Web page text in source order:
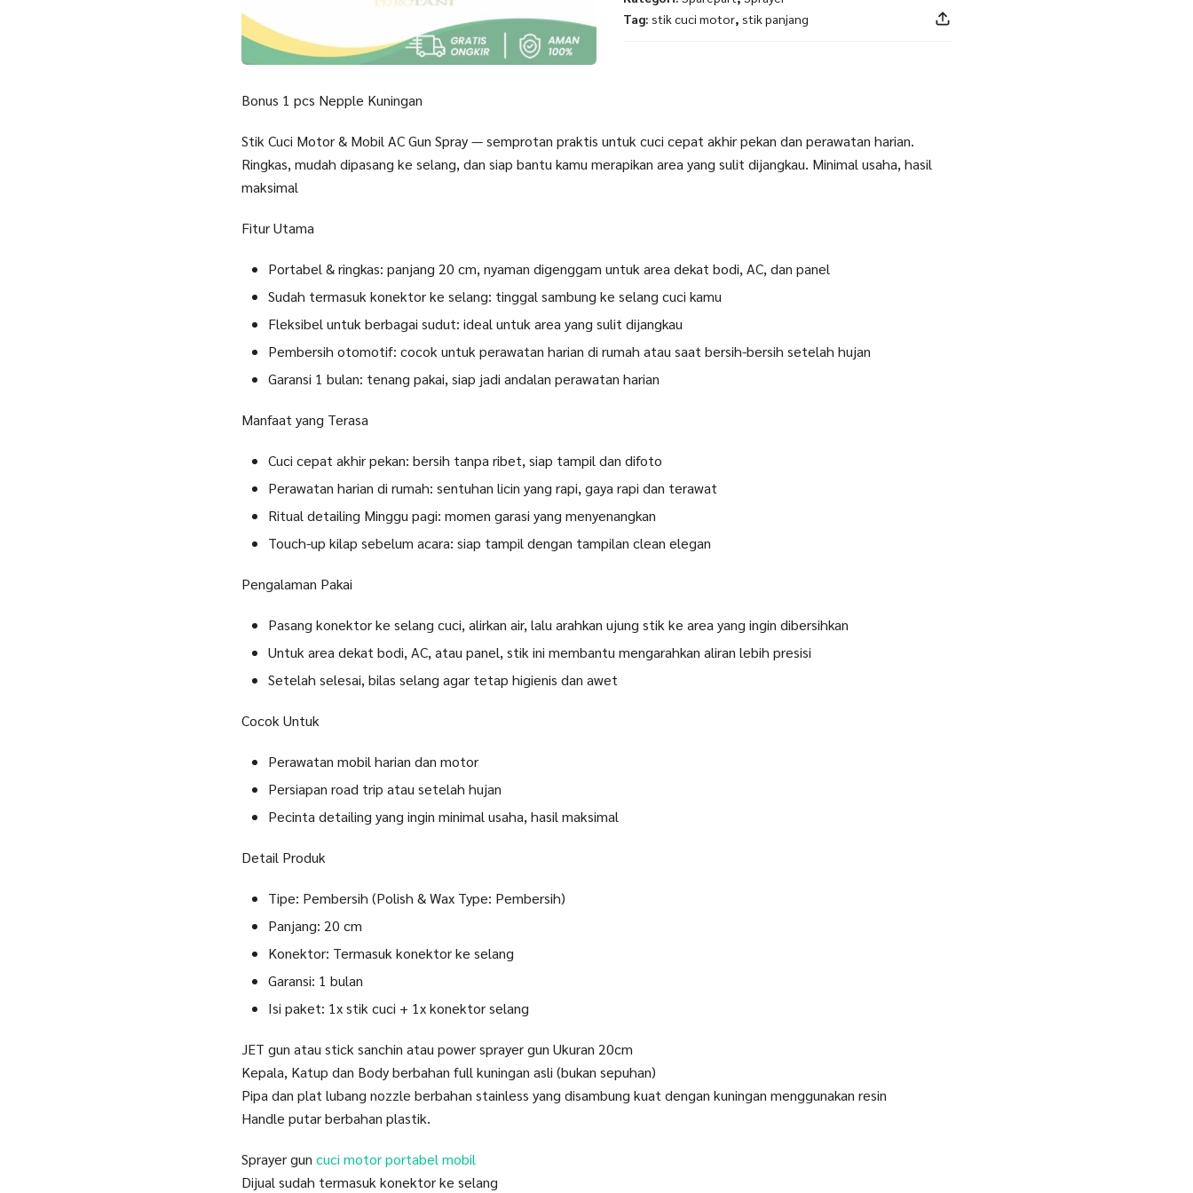
Tag: stik cuci motor, stik panjang
Bonus 1 pcs Nepple Kuningan
Stik Cuci Motor & Mobil AC Gun Spray — semprotan praktis untuk cuci cepat akhir pekan dan perawatan harian.
Ringkas, mudah dipasang ke selang, dan siap bantu kamu merapikan area yang sulit dijangkau. Minimal usaha, hasil
maksimal
Fitur Utama
Portabel & ringkas: panjang 20 cm, nyaman digenggam untuk area dekat bodi, AC, dan panel
Sudah termasuk konektor ke selang: tinggal sambung ke selang cuci kamu
Fleksibel untuk berbagai sudut: ideal untuk area yang sulit dijangkau
Pembersih otomotif: cocok untuk perawatan harian di rumah atau saat bersih-bersih setelah hujan
Garansi 1 bulan: tenang pakai, siap jadi andalan perawatan harian
Manfaat yang Terasa
Cuci cepat akhir pekan: bersih tanpa ribet, siap tampil dan difoto
Perawatan harian di rumah: sentuhan licin yang rapi, gaya rapi dan terawat
Ritual detailing Minggu pagi: momen garasi yang menyenangkan
Touch-up kilap sebelum acara: siap tampil dengan tampilan clean elegan
Pengalaman Pakai
Pasang konektor ke selang cuci, alirkan air, lalu arahkan ujung stik ke area yang ingin dibersihkan
Untuk area dekat bodi, AC, atau panel, stik ini membantu mengarahkan aliran lebih presisi
Setelah selesai, bilas selang agar tetap higienis dan awet
Cocok Untuk
Perawatan mobil harian dan motor
Persiapan road trip atau setelah hujan
Pecinta detailing yang ingin minimal usaha, hasil maksimal
Detail Produk
Tipe: Pembersih (Polish & Wax Type: Pembersih)
Panjang: 20 cm
Konektor: Termasuk konektor ke selang
Garansi: 1 bulan
Isi paket: 1x stik cuci + 1x konektor selang
JET gun atau stick sanchin atau power sprayer gun Ukuran 20cm
Kepala, Katup dan Body berbahan full kuningan asli (bukan sepuhan)
Pipa dan plat lubang nozzle berbahan stainless yang disambung kuat dengan kuningan menggunakan resin
Handle putar berbahan plastik.
Sprayer gun cuci motor portabel mobil
Dijual sudah termasuk konektor ke selang